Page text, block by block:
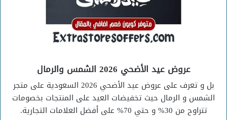
عروض عيد الأضحي 2026 الشمس والرمال
بل و تعرف على عروض عيد الأضحي 2026 السعودية على متجر
الشمس و الرمال حيث تخفيضات العيد على المنتجات بخصومات
تتراوح من 30% و حتي 70% على أفضل العلامات التجارية.